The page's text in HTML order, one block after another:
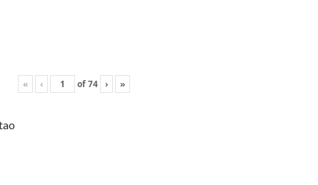
« ‹ of74 › »